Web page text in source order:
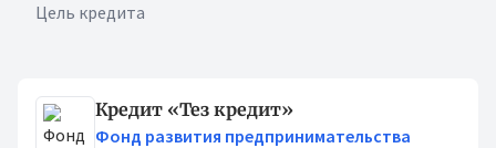
Цель кредита
Кредиты
Кредит «Тез кредит»
Фонд развития предпринимательства